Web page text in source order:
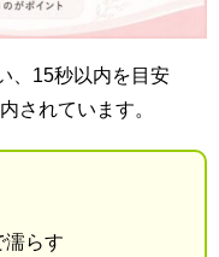
、15秒以内を目安
されています。
らす